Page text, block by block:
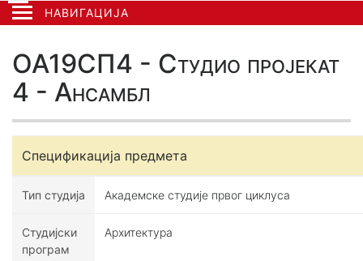
НАВИГАЦИЈА
ОА19СП4 - Студио пројекат
4 - Ансамбл
Спецификација предмета
Тип студија Академске студије првог циклуса
Студијски
програм
Архитектура